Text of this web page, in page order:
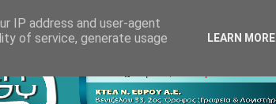
IP address and user-agent
of service, generate usage
LEARN MORE